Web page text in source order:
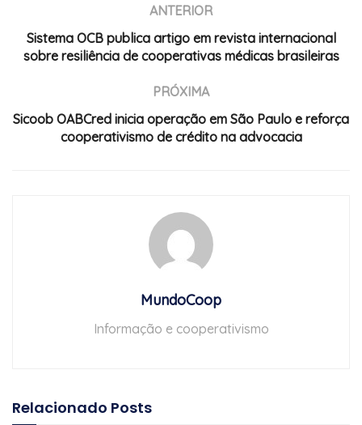
ANTERIOR
Sistema OCB publica artigo em revista internacional
sobre resiliência de cooperativas médicas brasileiras
PRÓXIMA
Sicoob OABCred inicia operação em São Paulo e reforça
cooperativismo de crédito na advocacia
MundoCoop
Informação e cooperativismo
Relacionado Posts